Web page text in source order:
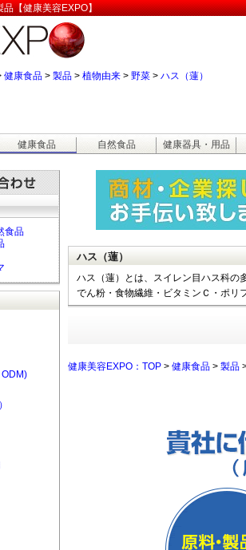
品【健康美容EXPO】
健康食品 > 製品 > 植物由来 > 野菜 > ハス（蓮）
健康食品 自然食品 健康器具・用品
ハス（蓮）
ハス（蓮）とは、スイレン目ハス科の
でん粉・食物繊維・ビタミンＣ・ポリ
健康美容EXPO：TOP > 健康食品 > 製品
食品